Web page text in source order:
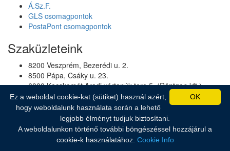
Á.Sz.F.
GLS csomagpontok
PostaPont csomagpontok
Szaküzleteink
8200 Veszprém, Bezerédi u. 2.
8500 Pápa, Csáky u. 23.
6000 Kecskemét Aradi vértanúk tere 5. (Röntgen kft.)
1193 Budapest, Üllői út 250.
© 2007-2026 Humagor Bt. Minden jog fenntartva.
OK
Ez a weboldal cookie-kat (sütiket) használ azért,
hogy weboldalunk használata során a lehető
legjobb élményt tudjuk biztosítani.
A weboldalunkon történő további böngészéssel hozzájárul a
cookie-k használatához. Cookie Info